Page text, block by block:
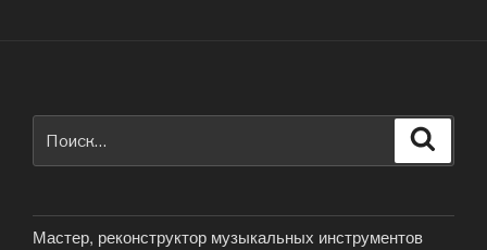
Мастер, реконструктор музыкальных инструментов